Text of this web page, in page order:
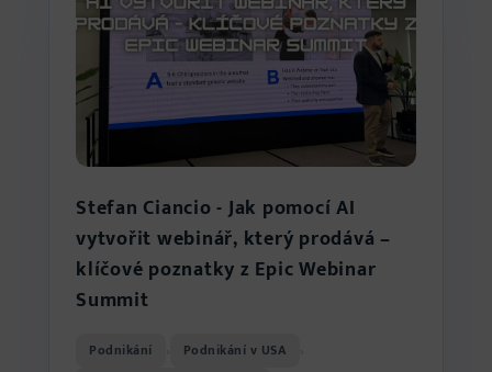
Stefan Ciancio - Jak pomocí AI
vytvořit webinář, který prodává –
klíčové poznatky z Epic Webinar
Summit
Podnikání Podnikání v USA